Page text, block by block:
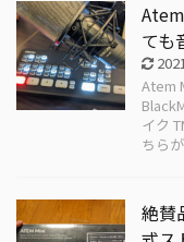
ても
Atem
イク
ちら
絶賛